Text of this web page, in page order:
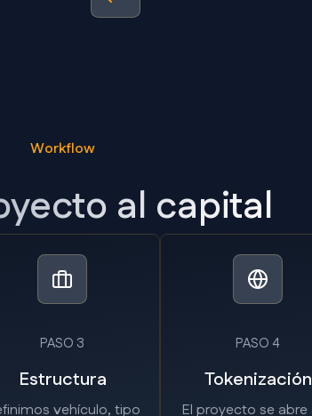
Workflow
al capital
PASO 3
Estructura
vehículo, tipo
PASO 4
Tokenización
El proyecto se abre